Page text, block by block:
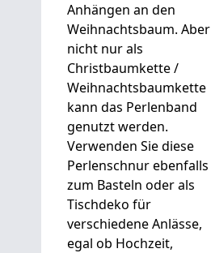
Anhängen an den
Weihnachtsbaum. Aber
nicht nur als
Christbaumkette /
Weihnachtsbaumkette
kann das Perlenband
genutzt werden.
Verwenden Sie diese
Perlenschnur ebenfalls
zum Basteln oder als
Tischdeko für
verschiedene Anlässe,
egal ob Hochzeit,